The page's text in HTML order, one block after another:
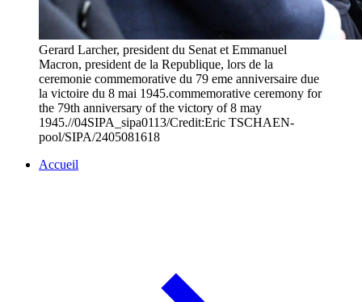
Gerard Larcher, president du Senat et Emmanuel
Macron, president de la Republique, lors de la
ceremonie commemorative du 79 eme anniversaire due
la victoire du 8 mai 1945.commemorative ceremony for
the 79th anniversary of the victory of 8 may
1945.//04SIPA_sipa0113/Credit:Eric TSCHAEN-
pool/SIPA/2405081618
Accueil